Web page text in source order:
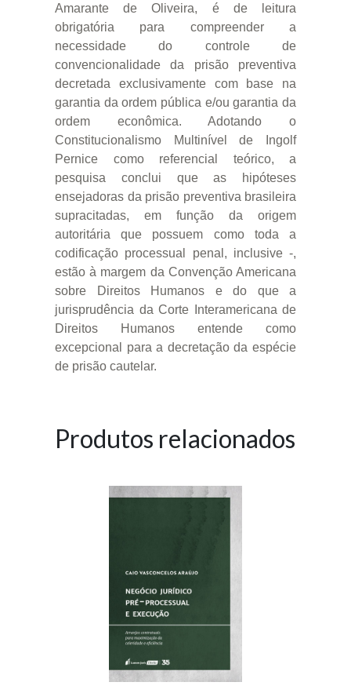
Amarante de Oliveira, é de leitura
obrigatória para compreender a
necessidade do controle de
convencionalidade da prisão preventiva
decretada exclusivamente com base na
garantia da ordem pública e/ou garantia da
ordem econômica. Adotando o
Constitucionalismo Multinível de Ingolf
Pernice como referencial teórico, a
pesquisa conclui que as hipóteses
ensejadoras da prisão preventiva brasileira
supracitadas, em função da origem
autoritária que possuem como toda a
codificação processual penal, inclusive -,
estão à margem da Convenção Americana
sobre Direitos Humanos e do que a
jurisprudência da Corte Interamericana de
Direitos Humanos entende como
excepcional para a decretação da espécie
de prisão cautelar.
Produtos relacionados